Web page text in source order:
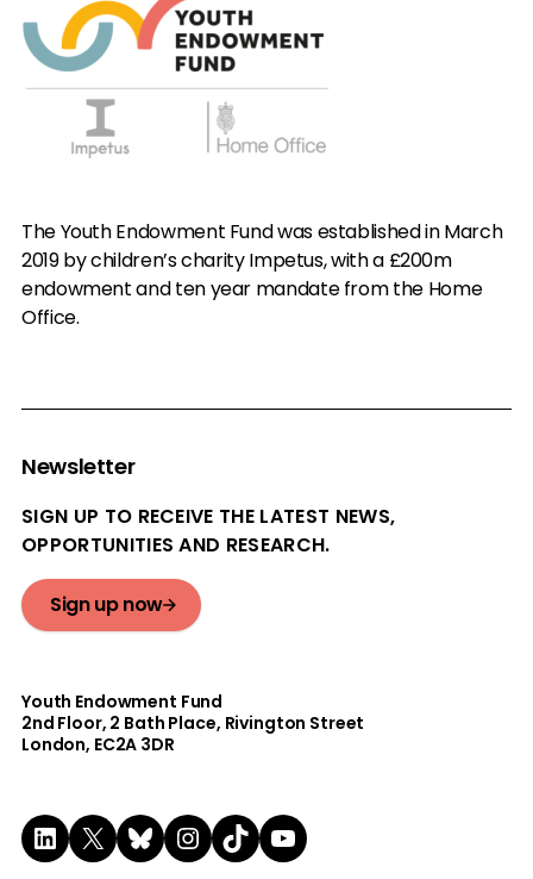
The Youth Endowment Fund was established in March
2019 by children’s charity Impetus, with a £200m
endowment and ten year mandate from the Home
Office.
Newsletter
SIGN UP TO RECEIVE THE LATEST NEWS,
OPPORTUNITIES AND RESEARCH.
Sign up now
Youth Endowment Fund
2nd Floor​, 2 Bath Place, Rivington Street
London, EC2A 3DR
LinkedIn
X Bluesky
Instagram
TikTokYouTube